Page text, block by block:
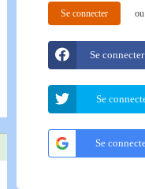
Se connecter ou
Se
Se
Se